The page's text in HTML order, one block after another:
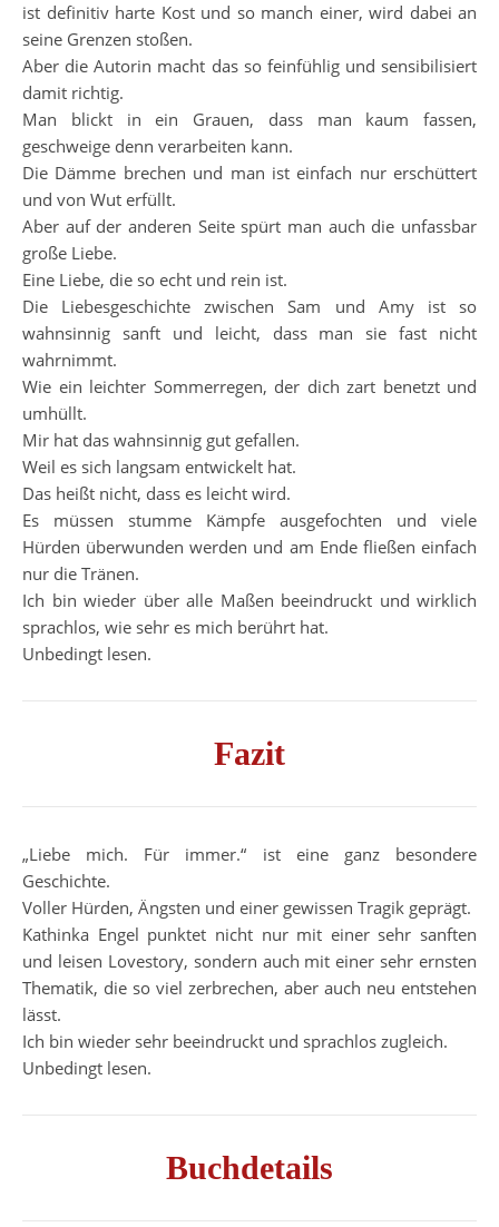
ist definitiv harte Kost und so manch einer, wird dabei an
seine Grenzen stoßen.
Aber die Autorin macht das so feinfühlig und sensibilisiert
damit richtig.
Man blickt in ein Grauen, dass man kaum fassen,
geschweige denn verarbeiten kann.
Die Dämme brechen und man ist einfach nur erschüttert
und von Wut erfüllt.
Aber auf der anderen Seite spürt man auch die unfassbar
große Liebe.
Eine Liebe, die so echt und rein ist.
Die Liebesgeschichte zwischen Sam und Amy ist so
wahnsinnig sanft und leicht, dass man sie fast nicht
wahrnimmt.
Wie ein leichter Sommerregen, der dich zart benetzt und
umhüllt.
Mir hat das wahnsinnig gut gefallen.
Weil es sich langsam entwickelt hat.
Das heißt nicht, dass es leicht wird.
Es müssen stumme Kämpfe ausgefochten und viele
Hürden überwunden werden und am Ende fließen einfach
nur die Tränen.
Ich bin wieder über alle Maßen beeindruckt und wirklich
sprachlos, wie sehr es mich berührt hat.
Unbedingt lesen.
Fazit
„Liebe mich. Für immer.“ ist eine ganz besondere
Geschichte.
Voller Hürden, Ängsten und einer gewissen Tragik geprägt.
Kathinka Engel punktet nicht nur mit einer sehr sanften
und leisen Lovestory, sondern auch mit einer sehr ernsten
Thematik, die so viel zerbrechen, aber auch neu entstehen
lässt.
Ich bin wieder sehr beeindruckt und sprachlos zugleich.
Unbedingt lesen.
Buchdetails